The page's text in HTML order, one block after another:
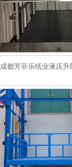
成都芳菲乐纸业液压升